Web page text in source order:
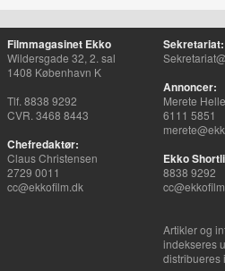
Filmmagasinet Ekko
Wildersgade 32, 2. sal
1408 København K
Tlf. 8838 9292
CVR. 3468 8443
Chefredaktør:
Claus Christensen
2729 0011
cc@ekkofilm.dk
Sekretariat:
Annoncer:
Merete
6111 5851
Ekko
8838 9292
Artikler og
indekseres
distribueres